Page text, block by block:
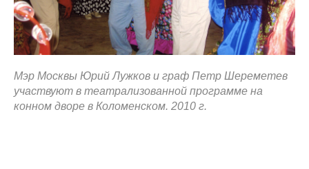
Мэр Москвы Юрий Лужков и граф Петр Шереметев
участвуют в театрализованной программе на
конном дворе в Коломенском. 2010 г.